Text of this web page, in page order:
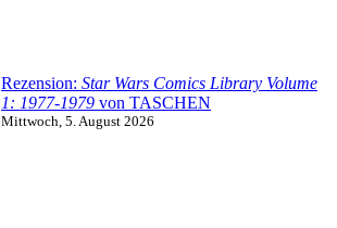
Rezension: Star Wars Comics Library Volume
1: 1977-1979 von TASCHEN
Mittwoch, 5. August 2026